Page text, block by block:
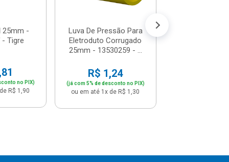
25mm -
- Tigre
no PIX)
R$ 1,90
Luva De Pressão Para
Eletroduto Corrugado
25mm - 13530259 - ...
R$ 1,24
(já com 5% de desconto no PIX)
ou em até 1x de R$ 1,30